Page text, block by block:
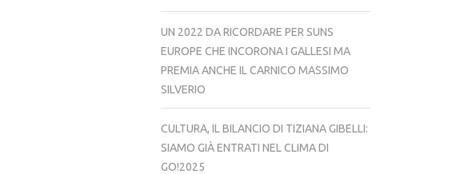
UN 2022 DA RICORDARE PER SUNS
EUROPE CHE INCORONA I GALLESI MA
PREMIA ANCHE IL CARNICO MASSIMO
SILVERIO
CULTURA, IL BILANCIO DI TIZIANA GIBELLI:
SIAMO GIÀ ENTRATI NEL CLIMA DI
GO!2025